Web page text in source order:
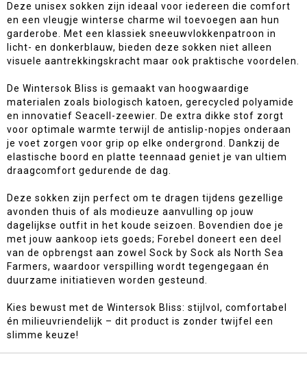
Deze unisex sokken zijn ideaal voor iedereen die comfort
en een vleugje winterse charme wil toevoegen aan hun
garderobe. Met een klassiek sneeuwvlokkenpatroon in
licht- en donkerblauw, bieden deze sokken niet alleen
visuele aantrekkingskracht maar ook praktische voordelen.
De Wintersok Bliss is gemaakt van hoogwaardige
materialen zoals biologisch katoen, gerecycled polyamide
en innovatief Seacell-zeewier. De extra dikke stof zorgt
voor optimale warmte terwijl de antislip-nopjes onderaan
je voet zorgen voor grip op elke ondergrond. Dankzij de
elastische boord en platte teennaad geniet je van ultiem
draagcomfort gedurende de dag.
Deze sokken zijn perfect om te dragen tijdens gezellige
avonden thuis of als modieuze aanvulling op jouw
dagelijkse outfit in het koude seizoen. Bovendien doe je
met jouw aankoop iets goeds; Forebel doneert een deel
van de opbrengst aan zowel Sock by Sock als North Sea
Farmers, waardoor verspilling wordt tegengegaan én
duurzame initiatieven worden gesteund.
Kies bewust met de Wintersok Bliss: stijlvol, comfortabel
én milieuvriendelijk – dit product is zonder twijfel een
slimme keuze!